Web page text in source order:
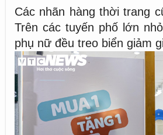
Các nhãn hàng thời trang
Trên các tuyến phố lớn
phụ nữ đều treo biển giảm